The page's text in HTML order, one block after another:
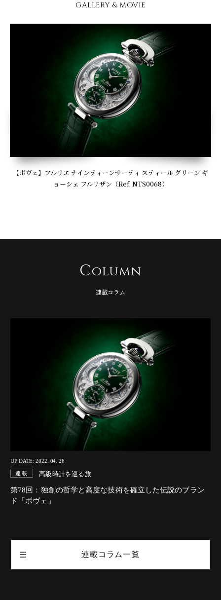
GALLERY & MOVIE
【ボヴェ】フルリエ ナインティーンサーティ スティール グリーン ギ
ョーシェ フルリザン（Ref. NTS0068）
Column
連載コラム
UP DATE: 2022. 04. 26
連載 高級時計を巡る旅
第78回：独創の哲学と高度な技術を確立した伝説のブラン
ド「ボヴェ」
連載コラム一覧